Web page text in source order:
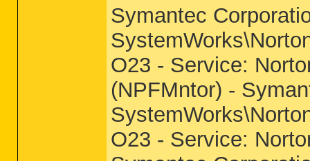
Symantec
O23 - Service:
(NPFMntor) -
O23 - Service: